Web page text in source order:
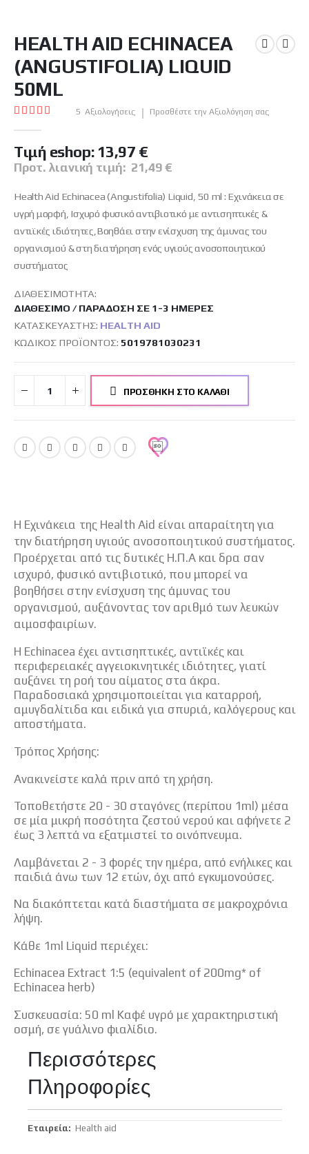
στην
της
συλλογής
εικόνων
HEALTH AID ECHINACEA
(ANGUSTIFOLIA) LIQUID
50ML
Βαθμολογία:
5 Αξιολογήσεις Προσθέστε την Αξιολόγηση σας
Tιμή eshop: 13,97 €
Προτ. λιανική τιμή: 21,49 €
Health Aid Echinacea (Angustifolia) Liquid, 50 ml : Εχινάκεια σε
υγρή μορφή, Ισχυρό φυσικό αντιβιοτικό με αντισηπτικές &
αντιϊκές ιδιότητες,Βοηθάει στην ενίσχυση της άμυνας του
οργανισμού & στη διατήρηση ενός υγιούς ανοσοποιητικού
συστήματος
ΔΙΑΘΕΣΙΜΌΤΗΤΑ:
ΔΙΑΘΈΣΙΜΟ / ΠΑΡΆΔΟΣΗ ΣΕ 1-3 ΗΜΈΡΕΣ
ΚΑΤΑΣΚΕΥΑΣΤΉΣ: HEALTH AID
ΚΩΔΙΚΌΣ ΠΡΟΪΌΝΤΟΣ 5019781030231
ΠΡΟΣΘΉΚΗ ΣΤΟ ΚΑΛΆΘΙ
H Εχινάκεια της Health Aid είναι απαραίτητη για
την διατήρηση υγιούς ανοσοποιητικού συστήματος.
Προέρχεται από τις δυτικές Η.Π.Α και δρα σαν
ισχυρό, φυσικό αντιβιοτικό, που μπορεί να
βοηθήσει στην ενίσχυση της άμυνας του
οργανισμού, αυξάνοντας τον αριθμό των λευκών
αιμοσφαιρίων.
H Echinacea έχει αντισηπτικές, αντιϊκές και
περιφερειακές αγγειοκινητικές ιδιότητες, γιατί
αυξάνει τη ροή του αίματος στα άκρα.
Παραδοσιακά χρησιμοποιείται για καταρροή,
αμυγδαλίτιδα και ειδικά για σπυριά, καλόγερους και
αποστήματα.
Τρόπος Χρήσης:
Ανακινείστε καλά πριν από τη χρήση.
Τοποθετήστε 20 - 30 σταγόνες (περίπου 1ml) μέσα
σε μία μικρή ποσότητα ζεστού νερού και αφήνετε 2
έως 3 λεπτά να εξατμιστεί το οινόπνευμα.
Λαμβάνεται 2 - 3 φορές την ημέρα, από ενήλικες και
παιδιά άνω των 12 ετών, όχι από εγκυμονούσες.
Να διακόπτεται κατά διαστήματα σε μακροχρόνια
λήψη.
Κάθε 1ml Liquid περιέχει:
Echinacea Extract 1:5 (equivalent of 200mg* of
Echinacea herb)
Συσκευασία: 50 ml Καφέ υγρό με χαρακτηριστική
οσμή, σε γυάλινο φιαλίδιο.
Περισσότερες
Πληροφορίες
ΠερισσότερεςHealth aid